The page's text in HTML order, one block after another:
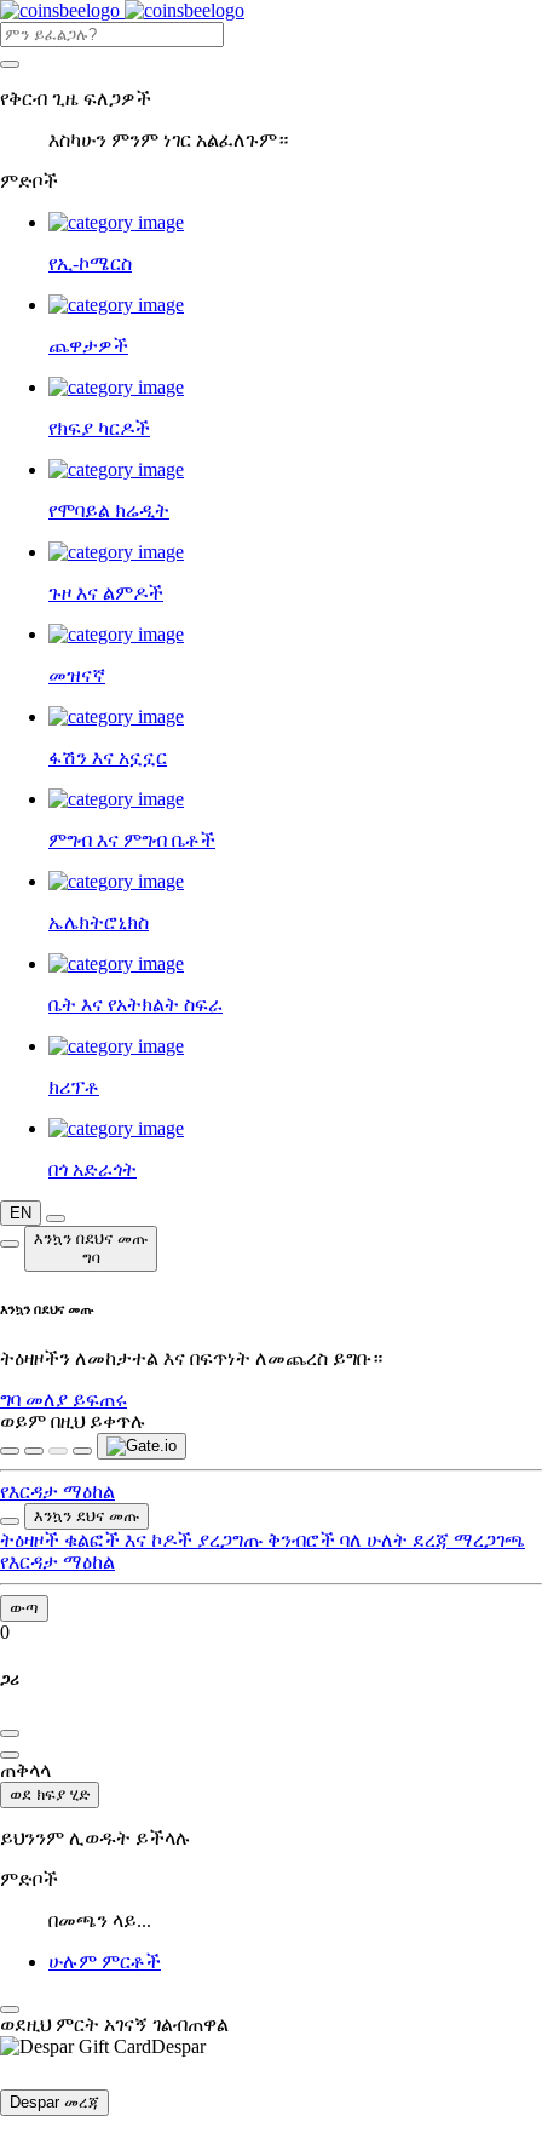
የቅርብ ጊዜ ፍለጋዎች
እስካሁን ምንም ነገር አልፈለጉም።
ምድቦች
የኢ-ኮሜርስ
ጨዋታዎች
የክፍያ ካርዶች
የሞባይል ክሬዲት
ጉዞ እና ልምዶች
መዝናኛ
ፋሽን እና አኗኗር
ምግብ እና ምግብ ቤቶች
ኤሌክትሮኒክስ
ቤት እና የአትክልት ስፍራ
ክሪፕቶ
በጎ አድራጎት
EN
እንኳን በደህና መጡ
ግባ
እንኳን በደህና መጡ
ትዕዛዞችን ለመከታተል እና በፍጥነት ለመጨረስ ይግቡ።
ግባ መለያ ይፍጠሩ
ወይም በዚህ ይቀጥሉ
የእርዳታ ማዕከል
እንኳን ደህና መጡ
ትዕዛዞች ቁልፎች እና ኮዶች ያረጋግጡ ቅንብሮች ባለ ሁለት ደረጃ ማረጋገጫ
የእርዳታ ማዕከል
ውጣ
0
ጋሪ
ጠቅላላ
ወደ ክፍያ ሂድ
ይህንንም ሊወዱት ይችላሉ
ምድቦች
በመጫን ላይ...
ሁሉም ምርቶች
ወደዚህ ምርት አገናኝ ገልብጠዋል
Despar
Despar መረጃ